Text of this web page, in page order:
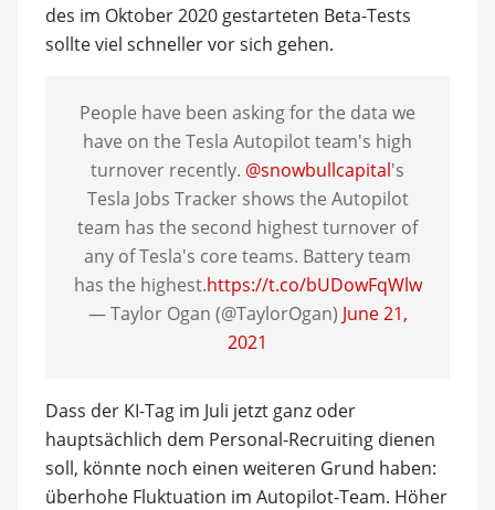
des im Oktober 2020 gestarteten Beta-Tests
sollte viel schneller vor sich gehen.
People have been asking for the data we
have on the Tesla Autopilot team's high
turnover recently. @snowbullcapital's
Tesla Jobs Tracker shows the Autopilot
team has the second highest turnover of
any of Tesla's core teams. Battery team
has the highest.https://t.co/bUDowFqWlw
— Taylor Ogan (@TaylorOgan) June 21,
2021
Dass der KI-Tag im Juli jetzt ganz oder
hauptsächlich dem Personal-Recruiting dienen
soll, könnte noch einen weiteren Grund haben:
überhohe Fluktuation im Autopilot-Team. Höher